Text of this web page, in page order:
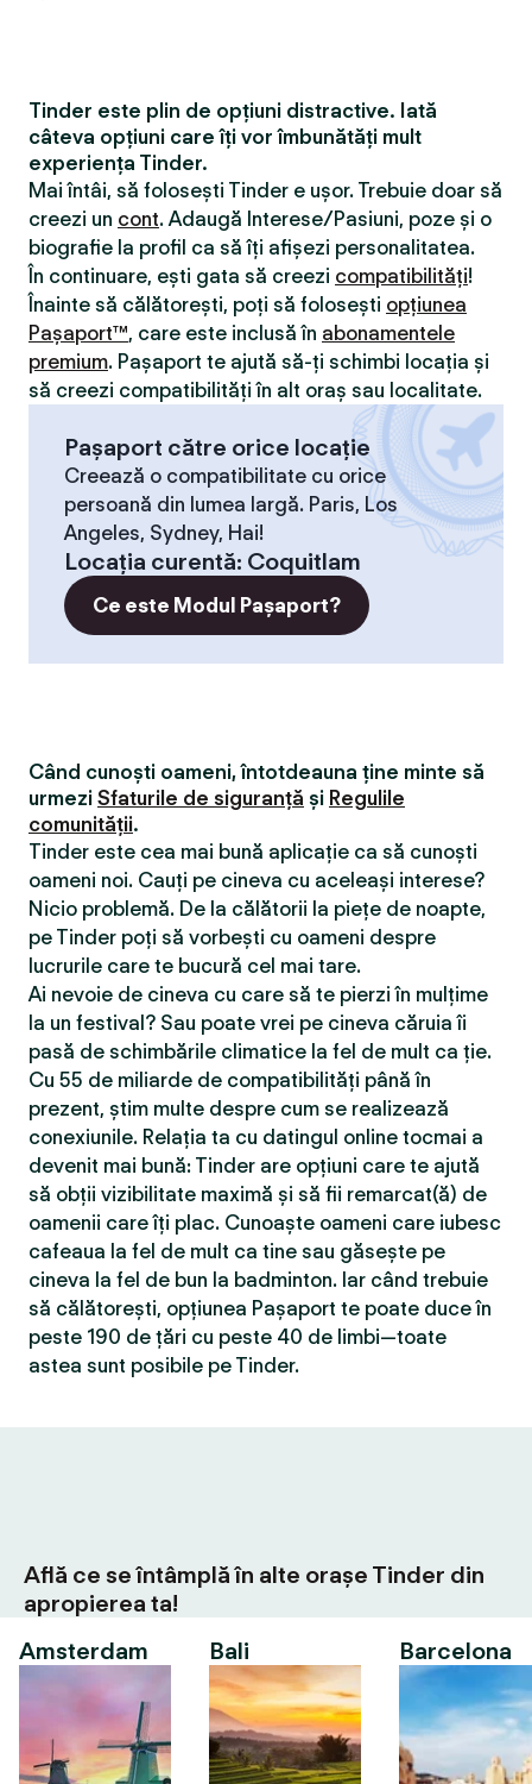
Tinder este plin de opțiuni distractive. Iată
câteva opțiuni care îți vor îmbunătăți mult
experiența Tinder.
Mai întâi, să folosești Tinder e ușor. Trebuie doar să
creezi un cont. Adaugă Interese/Pasiuni, poze și o
biografie la profil ca să îți afișezi personalitatea.
În continuare, ești gata să creezi compatibilităţi!
Înainte să călătorești, poți să folosești opțiunea
Pașaport™, care este inclusă în abonamentele
premium. Pașaport te ajută să-ți schimbi locația și
să creezi compatibilităţi în alt oraș sau localitate.
Pașaport către orice locație
Creează o compatibilitate cu orice
persoană din lumea largă. Paris, Los
Angeles, Sydney, Hai!
Locaţia curentă: Coquitlam
Ce este Modul Pașaport?
Când cunoști oameni, întotdeauna ține minte să
urmezi Sfaturile de siguranță și Regulile
comunității.
Tinder este cea mai bună aplicație ca să cunoști
oameni noi. Cauți pe cineva cu aceleași interese?
Nicio problemă. De la călătorii la piețe de noapte,
pe Tinder poți să vorbești cu oameni despre
lucrurile care te bucură cel mai tare.
Ai nevoie de cineva cu care să te pierzi în mulțime
la un festival? Sau poate vrei pe cineva căruia îi
pasă de schimbările climatice la fel de mult ca ție.
Cu 55 de miliarde de compatibilităţi până în
prezent, știm multe despre cum se realizează
conexiunile. Relația ta cu datingul online tocmai a
devenit mai bună: Tinder are opțiuni care te ajută
să obții vizibilitate maximă și să fii remarcat(ă) de
oamenii care îți plac. Cunoaște oameni care iubesc
cafeaua la fel de mult ca tine sau găsește pe
cineva la fel de bun la badminton. Iar când trebuie
să călătorești, opțiunea Pașaport te poate duce în
peste 190 de țări cu peste 40 de limbi—toate
astea sunt posibile pe Tinder.
Află ce se întâmplă în alte orașe Tinder din
apropierea ta!
Amsterdam
Bali Barcelona